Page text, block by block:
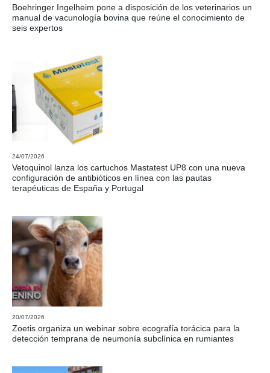
Boehringer Ingelheim pone a disposición de los veterinarios un
manual de vacunología bovina que reúne el conocimiento de
seis expertos
24/07/2026
Vetoquinol lanza los cartuchos Mastatest UP8 con una nueva
configuración de antibióticos en línea con las pautas
terapéuticas de España y Portugal
20/07/2026
Zoetis organiza un webinar sobre ecografía torácica para la
detección temprana de neumonía subclínica en rumiantes